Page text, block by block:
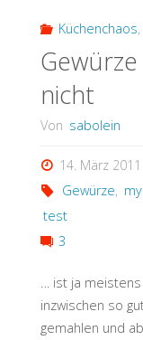
Küchenchaos,
nicht
Von sabolein
14. März 2011
Gewürze,
test
3
… ist ja
inzwischen so
gemahlen und